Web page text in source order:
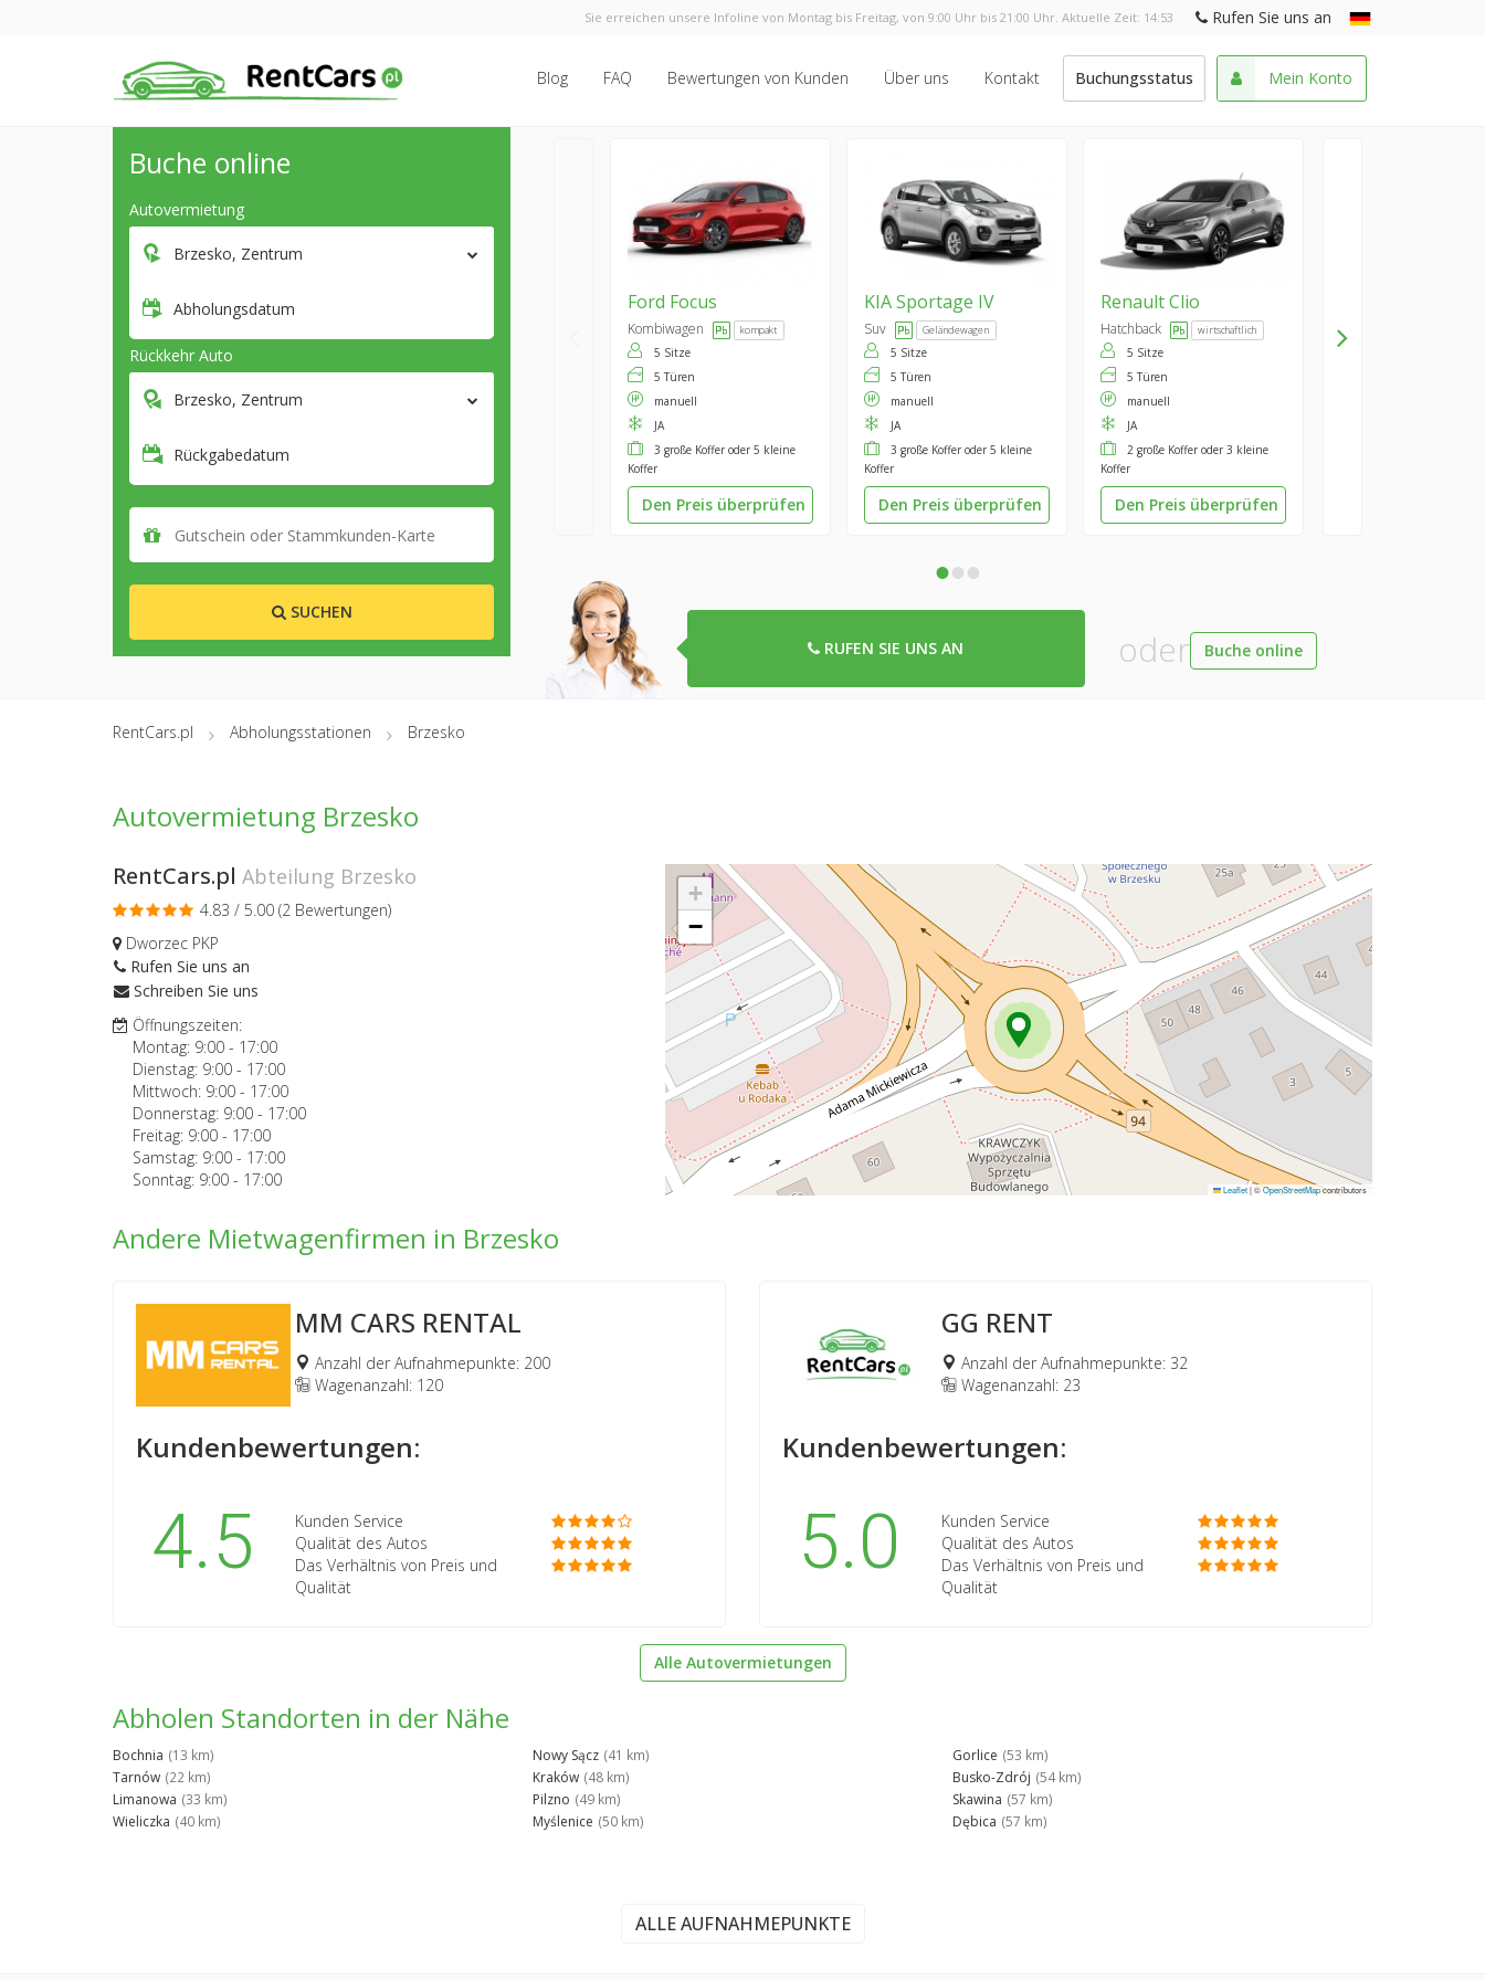
Sie erreichen unsere Infoline von Montag bis Freitag, von 9:00 Uhr bis 21:00 Uhr. Aktuelle Zeit: 14:53 Rufen Sie uns an
Blog FAQ Bewertungen von Kunden Über uns Kontakt Buchungsstatus Mein Konto
Buche online
Autovermietung
Brzesko, Zentrum
Abholungsdatum
Rückkehr Auto
Brzesko, Zentrum
Rückgabedatum
SUCHEN
Ford Focus
Kombiwagen kompakt
5 Sitze
5 Türen
manuell
JA
3 große Koffer oder 5 kleine
Koffer
Den Preis überprüfen
KIASportage IV
Suv Geländewagen
5 Sitze
5 Türen
manuell
JA
3 große Koffer oder 5 kleine
Koffer
Den Preis überprüfen
RenaultClio
Hatchback wirtschaftlich
5 Sitze
5 Türen
manuell
JA
2 große Koffer oder 3 kleine
Koffer
Den Preis überprüfen
•••
RUFEN SIE UNS AN oder Buche online
RentCars.pl Abholungsstationen Brzesko
Autovermietung Brzesko
RentCars.pl Abteilung Brzesko
4.83 / 5.00 (2 Bewertungen)
Dworzec PKP
Rufen Sie uns an
Schreiben Sie uns
Öffnungszeiten:
Montag: 9:00 - 17:00
Dienstag: 9:00 - 17:00
Mittwoch: 9:00 - 17:00
Donnerstag: 9:00 - 17:00
Freitag: 9:00 - 17:00
Samstag: 9:00 - 17:00
Sonntag: 9:00 - 17:00
+
−
Leaflet|©OpenStreetMapcontributors
Andere Mietwagenfirmen in Brzesko
MM CARS RENTAL
Anzahl der Aufnahmepunkte: 200
Wagenanzahl: 120
Kundenbewertungen:
4.5
Kunden Service
Qualität des Autos
Das Verhältnis von Preis und
Qualität
GG RENT
Anzahl der Aufnahmepunkte: 32
Wagenanzahl: 23
Kundenbewertungen:
5.0
Kunden Service
Qualität des Autos
Das Verhältnis von Preis und
Qualität
Alle Autovermietungen
Abholen Standorten in der Nähe
Bochnia (13 km)
Tarnów (22 km)
Limanowa (33 km)
Wieliczka (40 km)
Nowy Sącz (41 km)
Kraków (48 km)
Pilzno (49 km)
Myślenice (50 km)
Gorlice (53 km)
Busko-Zdrój (54 km)
Skawina (57 km)
Dębica (57 km)
ALLE AUFNAHMEPUNKTE